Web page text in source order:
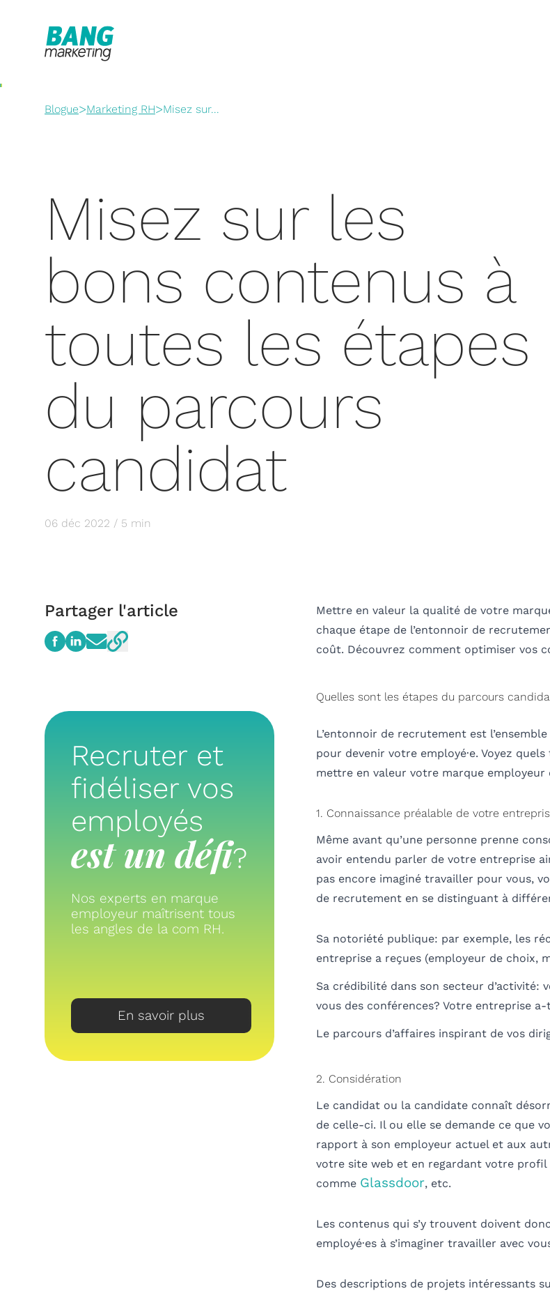
Blogue>Marketing RH>Misez sur...
Misez sur les
bons contenus à
toutes les étapes
du parcours
candidat
06 déc 2022 / 5 min
Partager l'article
Recruter et
fidéliser vos
employés
est un défi?
Nos experts en marque
employeur maîtrisent tous
les angles de la com RH.
En savoir plus
Mettre en valeur la qualité de votre
chaque étape de l’entonnoir de
coût. Découvrez comment optimiser vos
Quelles sont les étapes du parcours
L’entonnoir de recrutement est
pour devenir votre employé·e. Voyez
mettre en valeur votre marque employeur
1. Connaissance préalable de votre
Même avant qu’une personne prenne
avoir entendu parler de votre entreprise
pas encore imaginé travailler pour vous,
de recrutement en se distinguant à
Sa notoriété publique: par exemple, les
entreprise a reçues (employeur de choix,
Sa crédibilité dans son secteur d’activité:
vous des conférences? Votre entreprise
Le parcours d’affaires inspirant de vos
2. Considération
Le candidat ou la candidate connaît
de celle-ci. Il ou elle se demande ce que
rapport à son employeur actuel et aux
votre site web et en regardant votre profil
comme Glassdoor, etc.
Les contenus qui s’y trouvent doivent
employé·es à s’imaginer travailler avec
Des descriptions de projets intéressants